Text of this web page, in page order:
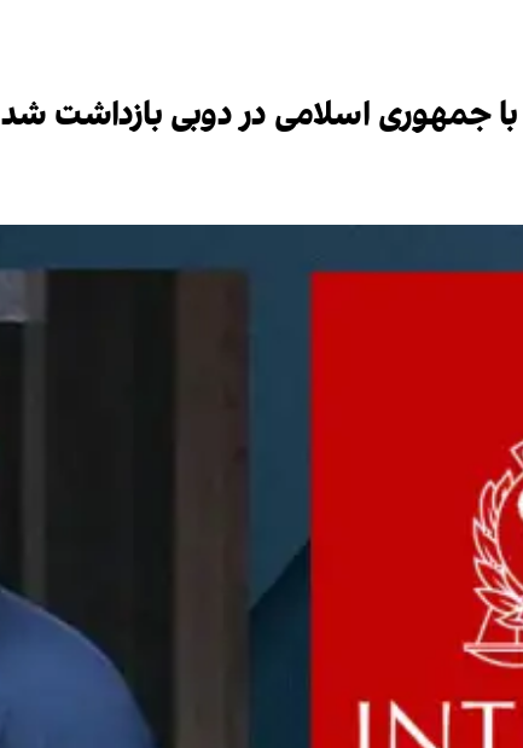
با جمهوری اسلامی در دوبی بازداشت شد